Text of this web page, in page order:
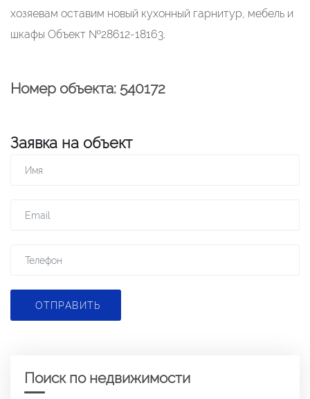
хозяевам оставим новый кухонный гарнитур, мебель и
шкафы Объект №28612-18163.
Номер объекта: 540172
Заявка на объект
ОТПРАВИТЬ
Поиск по недвижимости